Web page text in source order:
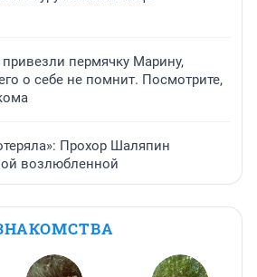
пермячку Марину,
о себе не помнит. Посмотрите,
Прохор Шаляпин
возлюбленной